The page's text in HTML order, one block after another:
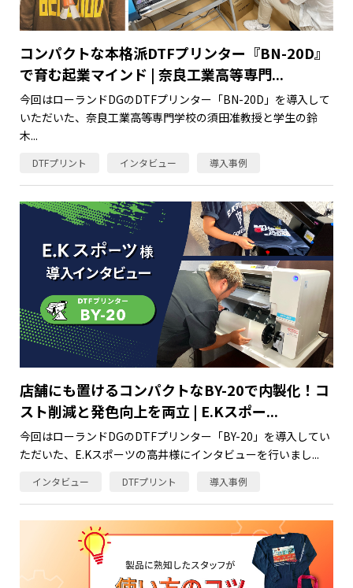
コンパクトな本格派DTFプリンター『BN-20D』
で育む起業マインド | 奈良工業高等専門...
今回はローランドDGのDTFプリンター「BN-20D」を導入して
いただいた、奈良工業高等専門学校の須田准教授と学生の鈴
木...
DTFプリント インタビュー 導入事例
店舗にも置けるコンパクトなBY-20で内製化！コ
スト削減と発色向上を両立 | E.Kスポー...
今回はローランドDGのDTFプリンター「BY-20」を導入してい
ただいた、E.Kスポーツの高井様にインタビューを行いまし...
インタビュー DTFプリント 導入事例